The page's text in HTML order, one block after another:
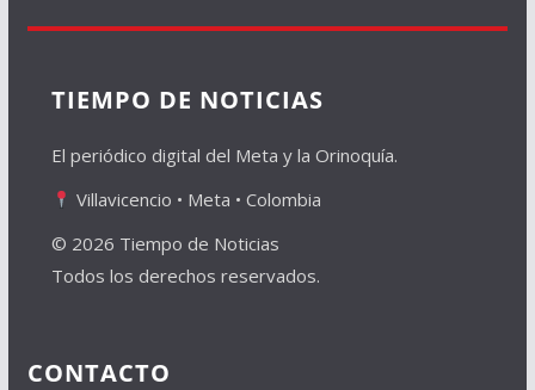
TIEMPO DE NOTICIAS
El periódico digital del Meta y la Orinoquía.
Villavicencio • Meta • Colombia
© 2026 Tiempo de Noticias
Todos los derechos reservados.
CONTACTO